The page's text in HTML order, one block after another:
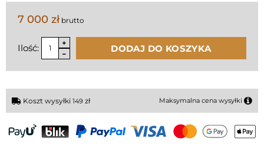
7 000 zł brutto
Ilość: DODAJ DO KOSZYKA
Koszt wysyłki 149 zł Maksymalna cena wysyłki